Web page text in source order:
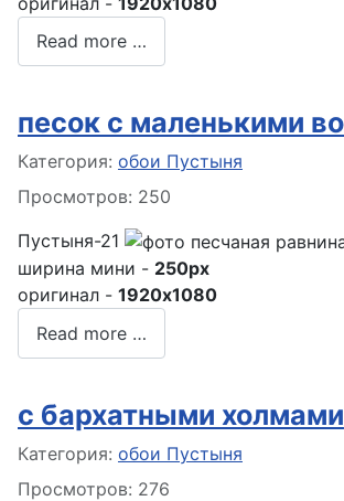
Read more …
песок с маленькими
Информация о материале
Категория: обои Пустыня
Просмотров: 250
Пустыня-21
ширина мини - 250px
оригинал - 1920x1080
Read more …
с бархатными холмами
Информация о материале
Категория: обои Пустыня
Просмотров: 276